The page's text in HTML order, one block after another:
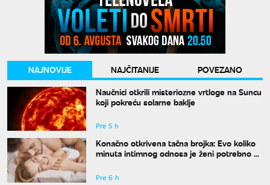
NAJNOVIJE NAJČITANIJE
POVEZANO
Naučnici otkrili misteriozne vrtloge na Suncu
koji pokreću solarne baklje
Pre 5 h
Konačno otkrivena tačna brojka: Evo koliko
minuta intimnog odnosa je ženi potrebno da
Pre 6 h